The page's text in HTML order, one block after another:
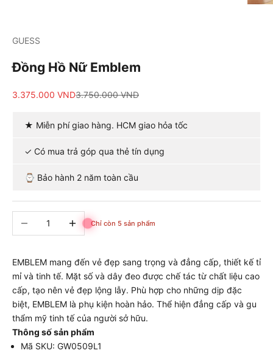
GUESS
Đồng Hồ Nữ Emblem
Giá bán
3.375.000 VNDGiá cả phải chăng
3.750.000 VND
★ Miễn phí giao hàng. HCM giao hỏa tốc
✓ Có mua trả góp qua thẻ tín dụng
⌚ Bảo hành 2 năm toàn cầu
Giảm số lượngTăng số lượng
Chỉ còn 5 sản phẩm
EMBLEM mang đến vẻ đẹp sang trọng và đẳng cấp, thiết kế tỉ
mỉ và tinh tế. Mặt số và dây đeo được chế tác từ chất liệu cao
cấp, tạo nên vẻ đẹp lộng lẫy. Phù hợp cho những dịp đặc
biệt, EMBLEM là phụ kiện hoàn hảo. Thể hiện đẳng cấp và gu
thẩm mỹ tinh tế của người sở hữu.
Thông số sản phẩm
Mã SKU: GW0509L1